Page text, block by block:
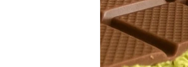
influencers
masajes del mundo